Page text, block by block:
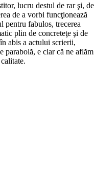
lucru destul de rar şi, de
de a vorbi funcţionează
pentru fabulos, trecerea
plin de concreteţe şi de
abis a actului scrierii,
parabolă, e clar că ne aflăm